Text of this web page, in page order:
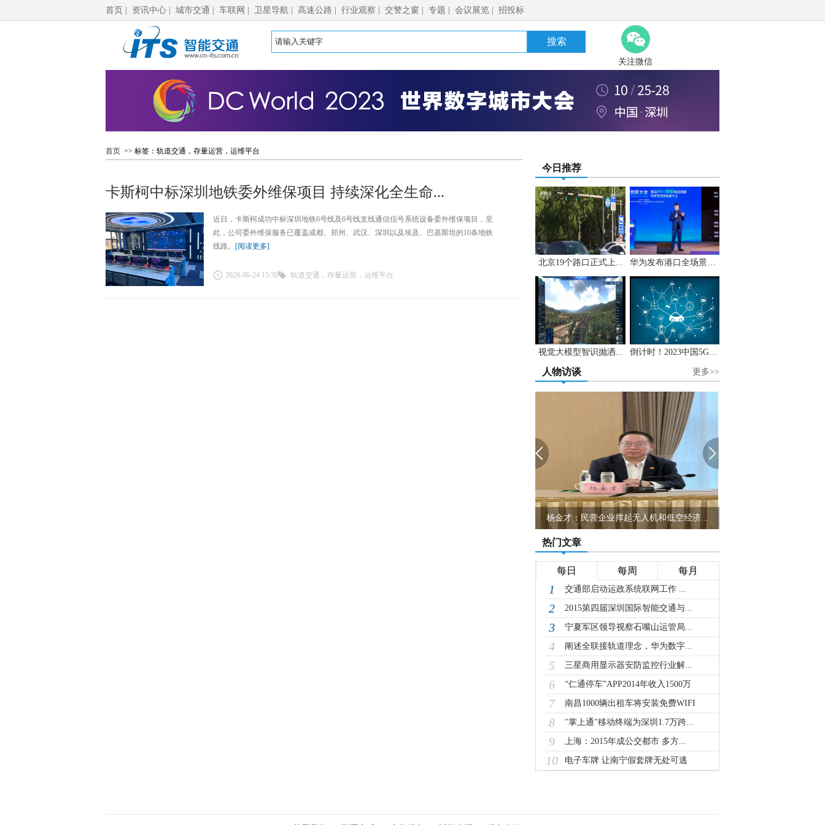
首页 资讯中心 城市交通 车联网 卫星导航 高速公路 行业观察 交警之窗 专题 会议展览 招投标
搜索
关注微信
首页 >> 标签：轨道交通，存量运营，运维平台
卡斯柯中标深圳地铁委外维保项目 持续深化全生命...
近日，卡斯柯成功中标深圳地铁6号线及6号线支线通信信号系统设备委外维保项目，至
此，公司委外维保服务已覆盖成都、郑州、武汉、深圳以及埃及、巴基斯坦的10条地铁
线路。 [阅读更多]
2026-06-24 15:30 轨道交通，存量运营，运维平台
今日推荐
北京19个路口正式上... 华为发布港口全场景A...
视觉大模型智识抛洒... 倒计时！2023中国5G+...
人物访谈 更多>>
杨金才：民营企业撑起无人机和低空经济...
热门文章
每日 每周 每月
1 交通部启动运政系统联网工作 ...
2 2015第四届深圳国际智能交通与...
3 宁夏军区领导视察石嘴山运管局...
4 阐述全联接轨道理念，华为数字...
5 三星商用显示器安防监控行业解...
6 “仁通停车”APP2014年收入1500万
7 南昌1000辆出租车将安装免费WIFI
8 "掌上通"移动终端为深圳1.7万跨...
9 上海：2015年成公交都市 多方...
10 电子车牌 让南宁假套牌无处可逃